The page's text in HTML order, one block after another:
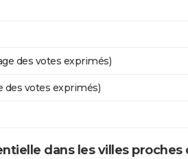
des votes exprimés)
des votes exprimés)
dans les villes proches